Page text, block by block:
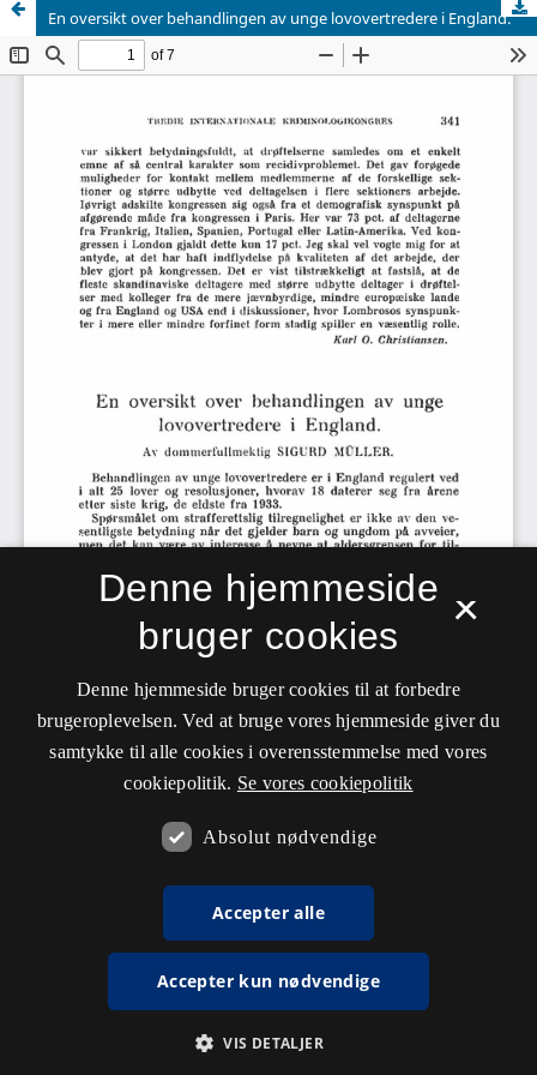
En oversikt over behandlingen av unge lovovertredere i England.
×
Denne hjemmeside
bruger cookies
Denne hjemmeside bruger cookies til at forbedre
brugeroplevelsen. Ved at bruge vores hjemmeside giver du
samtykke til alle cookies i overensstemmelse med vores
cookiepolitik. Se vores cookiepolitik
Absolut nødvendige
Accepter alle
Accepter kun nødvendige
VIS DETALJER